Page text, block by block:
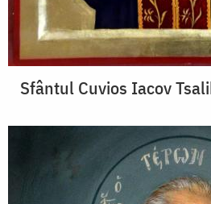
Sfântul Cuvios Iacov